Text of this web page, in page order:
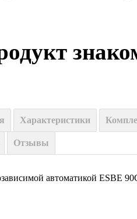
Характеристики
Отзывы
автоматикой ESBE